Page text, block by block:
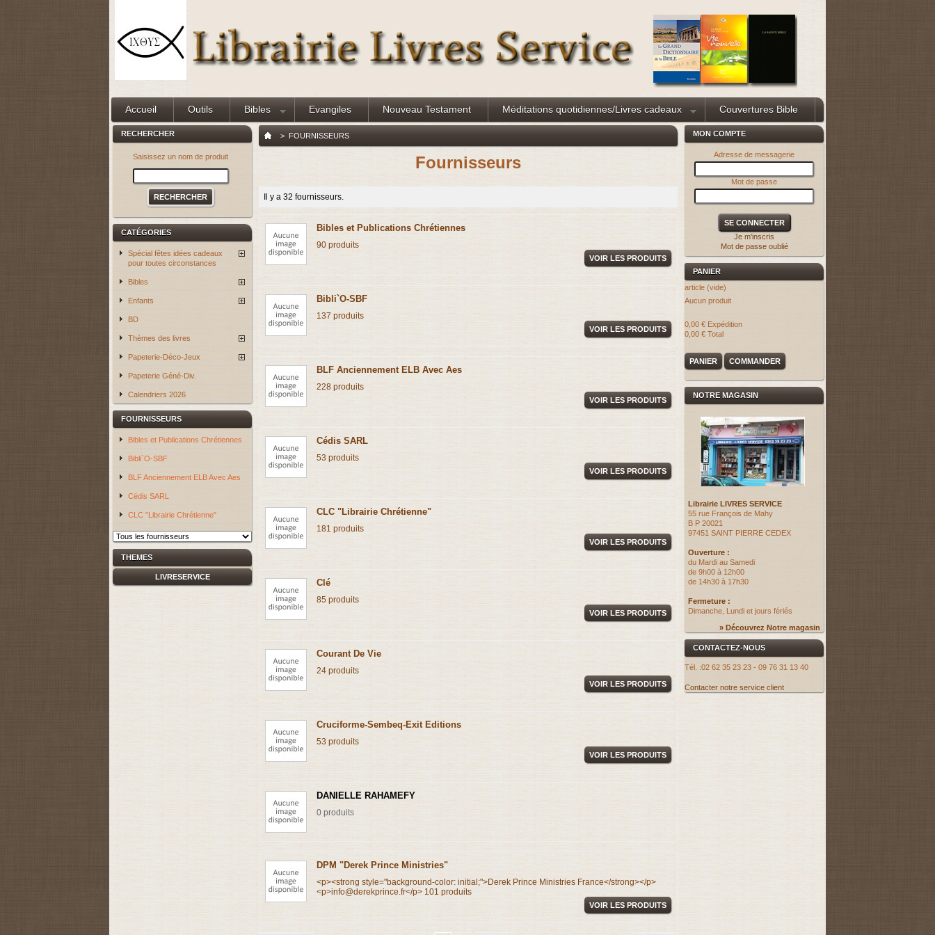
Accueil Outils Bibles Evangiles Nouveau Testament Méditations quotidiennes/Livres cadeaux Couvertures Bible
RECHERCHER
Saisissez un nom de produit
CATÉGORIES
Spécial fêtes idées cadeaux
pour toutes circonstances
Bibles
Enfants
BD
Thèmes des livres
Papeterie-Déco-Jeux
Papeterie Géné-Div.
Calendriers 2026
FOURNISSEURS
Bibles et Publications Chrétiennes
Bibli`O-SBF
BLF Anciennement ELB Avec Aes
Cédis SARL
CLC "Librairie Chrétienne"
THEMES
LIVRESERVICE
> FOURNISSEURS
Fournisseurs
Il y a 32 fournisseurs.
Bibles et Publications Chrétiennes
90 produits
VOIR LES PRODUITS
Bibli`O-SBF
137 produits
VOIR LES PRODUITS
BLF Anciennement ELB Avec Aes
228 produits
VOIR LES PRODUITS
Cédis SARL
53 produits
VOIR LES PRODUITS
CLC "Librairie Chrétienne"
181 produits
VOIR LES PRODUITS
Clé
85 produits
VOIR LES PRODUITS
Courant De Vie
24 produits
VOIR LES PRODUITS
Cruciforme-Sembeq-Exit Editions
53 produits
VOIR LES PRODUITS
DANIELLE RAHAMEFY
0 produits
DPM "Derek Prince Ministries"
<p><strong style="background-color: initial;">Derek Prince Ministries France</strong></p>
<p>info@derekprince.fr</p> 101 produits
VOIR LES PRODUITS
MON COMPTE
Adresse de messagerie
Mot de passe
Je m'inscris
Mot de passe oublié
PANIER
article (vide)
Aucun produit
0,00 € Expédition
0,00 € Total
PANIER COMMANDER
NOTRE MAGASIN
Librairie LIVRES SERVICE
55 rue François de Mahy
B P 20021
97451 SAINT PIERRE CEDEX
Ouverture :
du Mardi au Samedi
de 9h00 à 12h00
de 14h30 à 17h30
Fermeture :
Dimanche, Lundi et jours fériés
» Découvrez Notre magasin
CONTACTEZ-NOUS
Tél. :02 62 35 23 23 - 09 76 31 13 40
Contacter notre service client